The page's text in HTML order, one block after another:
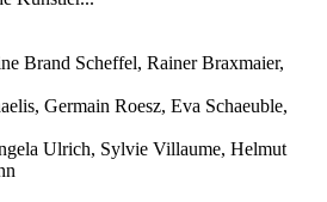
Brand Scheffel, Rainer Braxmaier,
Germain Roesz, Eva Schaeuble,
Ulrich, Sylvie Villaume, Helmut